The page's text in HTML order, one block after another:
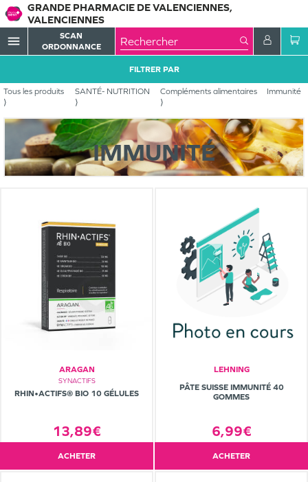
GRANDE PHARMACIE DE VALENCIENNES,
VALENCIENNES
menu
SCAN
ORDONNANCE
Tous les produits SANTÉ- NUTRITION Compléments alimentaires Immunité
FILTRER PAR
IMMUNITÉ
ARAGAN
SYNACTIFS
RHIN•ACTIFS® BIO 10 GÉLULES
13,89€
ACHETER
LEHNING
PÂTE SUISSE IMMUNITÉ 40
GOMMES
6,99€
ACHETER